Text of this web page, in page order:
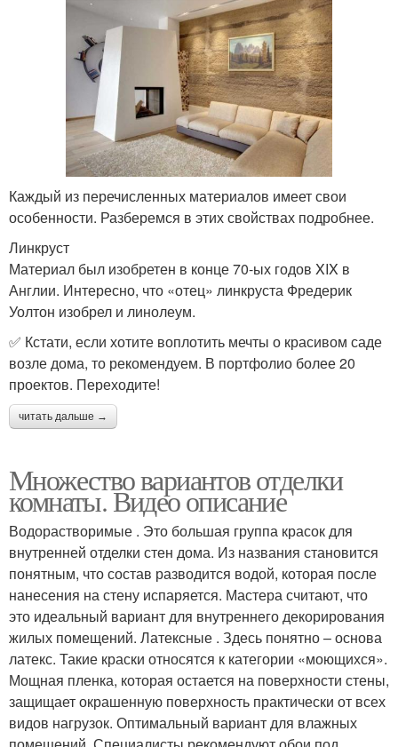
Каждый из перечисленных материалов имеет свои
особенности. Разберемся в этих свойствах подробнее.
Линкруст
Материал был изобретен в конце 70-ых годов XIX в
Англии. Интересно, что «отец» линкруста Фредерик
Уолтон изобрел и линолеум.
✅ Кстати, если хотите воплотить мечты о красивом саде
возле дома, то рекомендуем. В портфолио более 20
проектов. Переходите!
читать дальше →
Множество вариантов отделки
комнаты. Видео описание
Водорастворимые . Это большая группа красок для
внутренней отделки стен дома. Из названия становится
понятным, что состав разводится водой, которая после
нанесения на стену испаряется. Мастера считают, что
это идеальный вариант для внутреннего декорирования
жилых помещений. Латексные . Здесь понятно – основа
латекс. Такие краски относятся к категории «моющихся».
Мощная пленка, которая остается на поверхности стены,
защищает окрашенную поверхность практически от всех
видов нагрузок. Оптимальный вариант для влажных